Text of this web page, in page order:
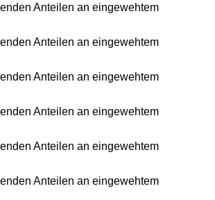
Anteilen an eingewehtem
Anteilen an eingewehtem
Anteilen an eingewehtem
Anteilen an eingewehtem
Anteilen an eingewehtem
Anteilen an eingewehtem